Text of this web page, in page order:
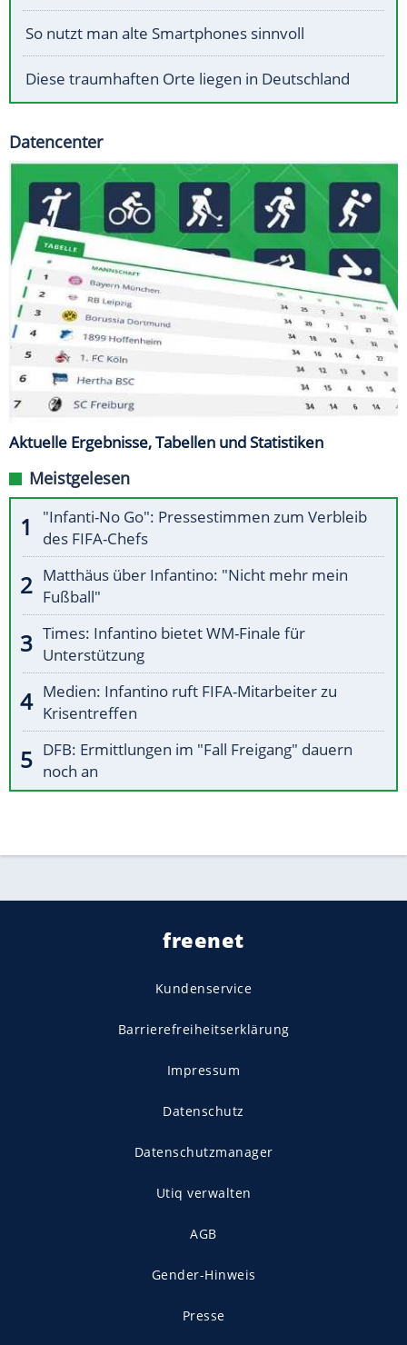
So nutzt man alte Smartphones sinnvoll
Diese traumhaften Orte liegen in Deutschland
Datencenter
Aktuelle Ergebnisse, Tabellen und Statistiken
Meistgelesen
"Infanti-No Go": Pressestimmen zum Verbleib
des FIFA-Chefs
Matthäus über Infantino: "Nicht mehr mein
Fußball"
Times: Infantino bietet WM-Finale für
Unterstützung
Medien: Infantino ruft FIFA-Mitarbeiter zu
Krisentreffen
DFB: Ermittlungen im "Fall Freigang" dauern
noch an
freenet
Kundenservice
Barrierefreiheitserklärung
Impressum
Datenschutz
Datenschutzmanager
Utiq verwalten
AGB
Gender-Hinweis
Presse